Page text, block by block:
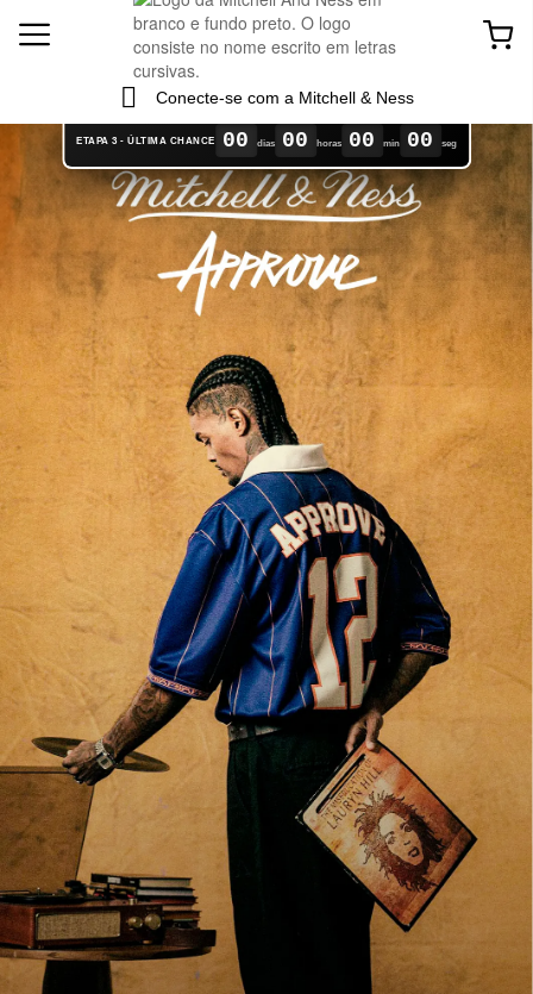
Conecte-se com a Mitchell & Ness
ETAPA 3 - ÚLTIMA CHANCE 00 dias 00 horas 00 min 00 seg